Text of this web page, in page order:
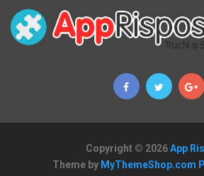
Copyright © 2026App
Theme by MyThemeShop.com